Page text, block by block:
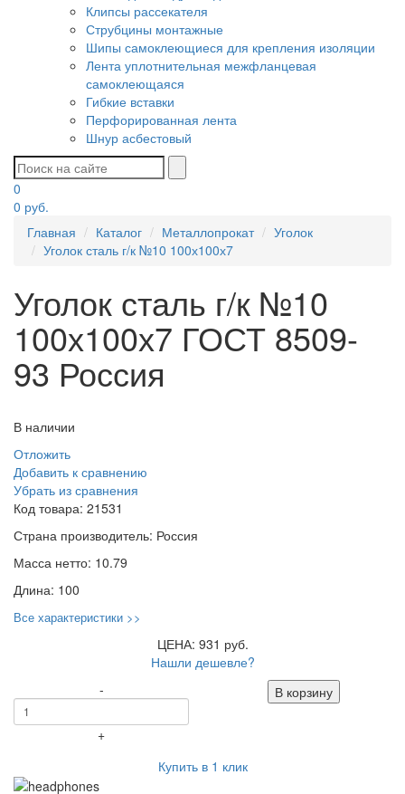
Клипсы рассекателя
Струбцины монтажные
Шипы самоклеющиеся для крепления изоляции
Лента уплотнительная межфланцевая
самоклеющаяся
Гибкие вставки
Перфорированная лента
Шнур асбестовый
0
0 руб.
Главная
Каталог Металлопрокат
Уголок
Уголок сталь г/к №10 100х100х7
Уголок сталь г/к №10
100х100х7 ГОСТ 8509-
93 Россия
В наличии
Отложить
Добавить к сравнению
Убрать из сравнения
Код товара: 21531
Страна производитель: Россия
Масса нетто: 10.79
Длина: 100
Все характеристики >>
ЦЕНА: 931 руб.
Нашли дешевле?
-
+
В корзину
Купить в 1 клик